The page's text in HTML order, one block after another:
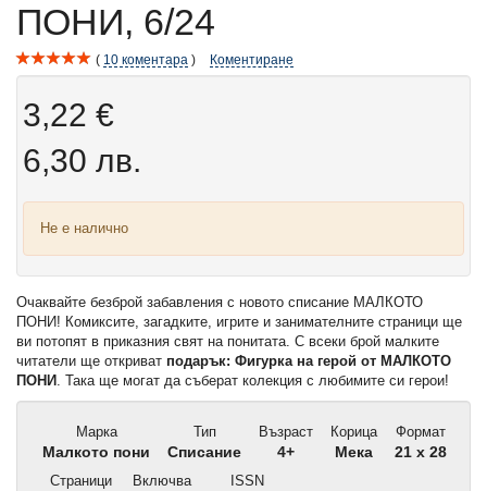
ПОНИ, 6/24
10 коментара Коментиране
3,22 €
6,30 лв.
Не е налично
Очаквайте безброй забавления с новото списание МАЛКОТО
ПОНИ! Комиксите, загадките, игрите и занимателните страници ще
ви потопят в приказния свят на понитата. С всеки брой малките
читатели ще откриват подарък: Фигурка на герой от МАЛКОТО
ПОНИ . Така ще могат да съберат колекция с любимите си герои!
Марка
Малкото пони
Тип
Списание
Възраст
4+
Корица
Мека
Формат
21 x 28
Страници
Включва
ISSN